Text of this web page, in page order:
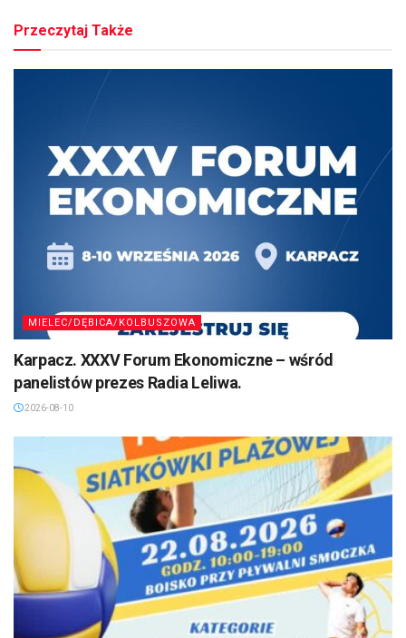
Przeczytaj Także
MIELEC/DĘBICA/KOLBUSZOWA
Karpacz. XXXV Forum Ekonomiczne – wśród
panelistów prezes Radia Leliwa.
2026-08-10